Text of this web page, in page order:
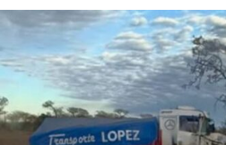
quemados, si bien no había
el lugar. Según las fuentes, se
habría ocurrido horas atrás.
Lamentablemente, en el baño
pareja, en el suelo ya sin vida.